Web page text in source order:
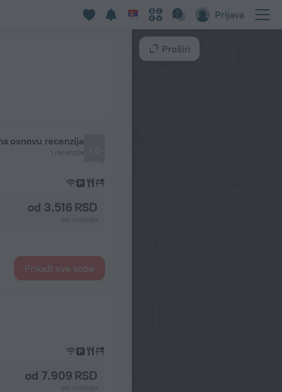
Prijava
osnovu recenzija
1 recenzija
od 3.516 RSD
Prikaži sve sobe
od 7.909 RSD
Proširi